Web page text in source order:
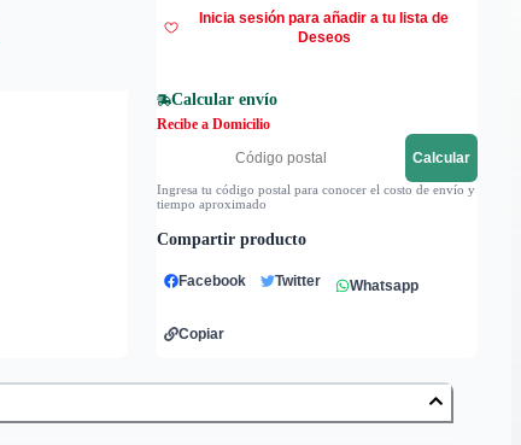
Inicia sesión para añadir a tu lista de
Deseos
Calcular envío
Recibe a Domicilio
Calcular
Ingresa tu código postal para conocer el costo de envío y
tiempo aproximado
Compartir producto
Facebook Twitter Whatsapp
Copiar